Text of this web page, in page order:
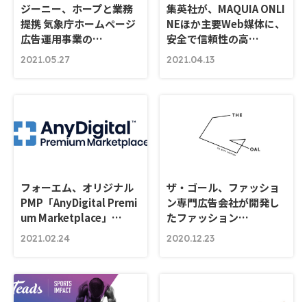
ジーニー、ホープと業務
提携 気象庁ホームページ
広告運用事業の…
2021.05.27
集英社が、MAQUIA ONLI
NEほか主要Web媒体に、
安全で信頼性の高…
2021.04.13
フォーエム、オリジナル
PMP「AnyDigital Premi
um Marketplace」…
2021.02.24
ザ・ゴール、ファッショ
ン専門広告会社が開発し
たファッション…
2020.12.23